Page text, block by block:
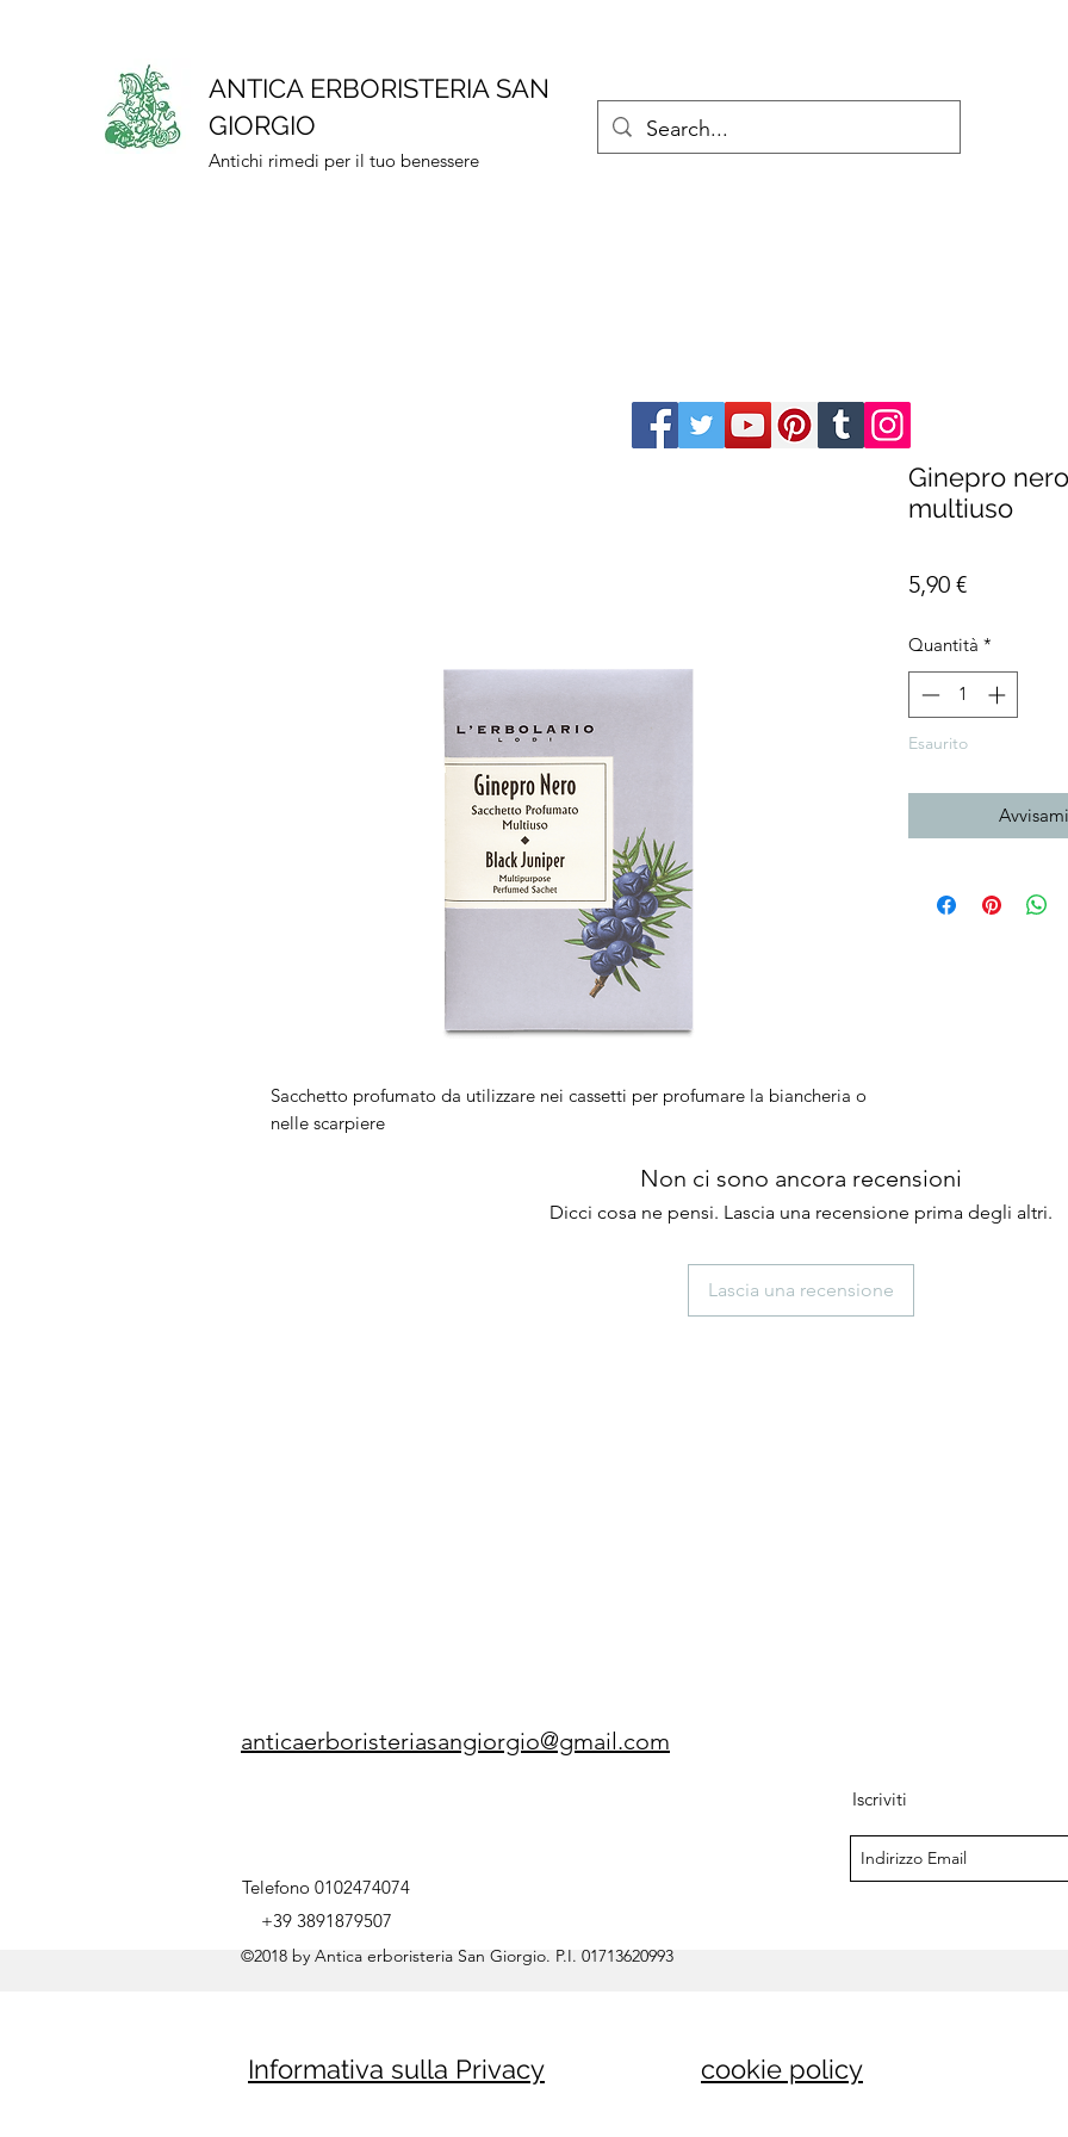
ANTICA ERBORISTERIA SAN
GIORGIO
Antichi rimedi per il tuo benessere
Sacchetto profumato da utilizzare nei cassetti per profumare la biancheria o
nelle scarpiere
Ginepro
multiuso
5,90 €Prezzo
Quantità *
Esaurito
Non ci sono ancora recensioni
Dicci cosa ne pensi. Lascia una recensione prima degli altri.
Lascia una recensione
anticaerboristeriasangiorgio@gmail.com
Telefono 0102474074
+39 3891879507
Iscriviti
©2018 by Antica erboristeria San Giorgio. P.I. 01713620993
Informativa sulla Privacy cookie policy